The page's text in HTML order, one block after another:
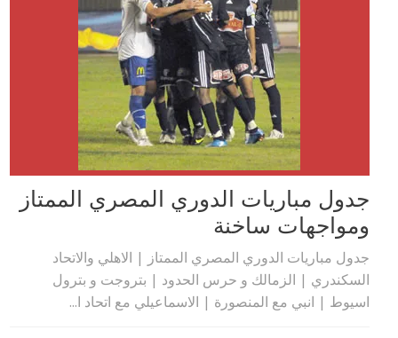
جدول مباريات الدوري المصري الممتاز
ومواجهات ساخنة
جدول مباريات الدوري المصري الممتاز | الاهلي والاتحاد
السكندري | الزمالك و حرس الحدود | بتروجت و بترول
اسيوط | انبي مع المنصورة | الاسماعيلي مع اتحاد ا...